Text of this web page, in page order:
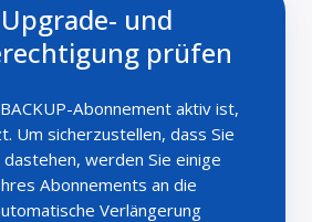
und
prüfen
Abonnement aktiv ist,
Um sicherzustellen, dass Sie
werden Sie einige
Abonnements an die
Verlängerung